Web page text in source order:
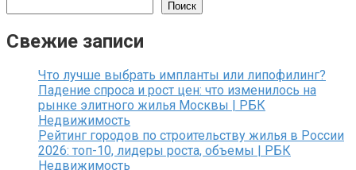
Поиск
Свежие записи
Что лучше выбрать импланты или липофилинг?
Падение спроса и рост цен: что изменилось на
рынке элитного жилья Москвы | РБК
Недвижимость
Рейтинг городов по строительству жилья в России
2026: топ-10, лидеры роста, объемы | РБК
Недвижимость